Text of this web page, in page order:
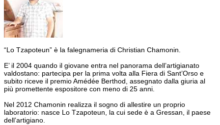
“Lo Tzapoteun” è la falegnameria di Christian Chamonin.
E’ il 2004 quando il giovane entra nel panorama dell’artigianato
valdostano: partecipa per la prima volta alla Fiera di Sant’Orso e
subito riceve il premio Amédée Berthod, assegnato dalla giuria al
più promettente espositore con meno di 25 anni.
Nel 2012 Chamonin realizza il sogno di allestire un proprio
laboratorio: nasce Lo Tzapoteun, la cui sede è a Gressan, il paese
dell’artigiano.